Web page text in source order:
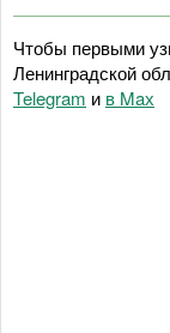
Чтобы первыми
Ленинградской
Telegram и в Maх